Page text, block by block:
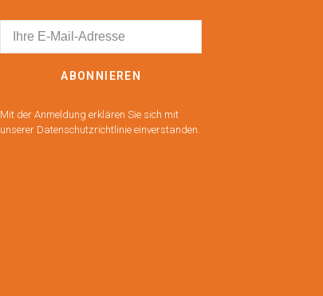
ABONNIEREN
Mit der Anmeldung erklären Sie sich mit
unserer Datenschutzrichtlinie einverstanden.